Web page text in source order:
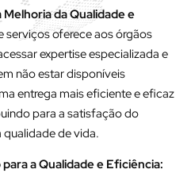
da Qualidade e
serviços oferece aos órgãos
expertise especializada e
não estar disponíveis
entrega mais eficiente e eficaz
para a satisfação do
de vida.
a Qualidade e Eficiência: